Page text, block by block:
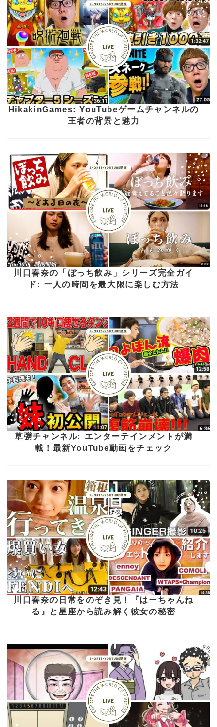
HikakinGames: YouTubeゲームチャンネルの
王者の背景と魅力
川口春奈の「ぼっち飲み」シリーズ完全ガイ
ド: 一人の時間を最大限に楽しむ方法
草彅チャンネル: エンターテインメントが満
載！最新YouTube動画をチェック
川口春奈の日常をのぞき見！『はーちゃんね
る』と星座から読み解く彼女の秘密